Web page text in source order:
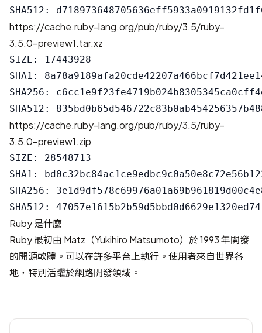
https://cache.ruby-lang.org/pub/ruby/3.5/ruby-
3.5.0-preview1.tar.xz
SIZE: 17443928
SHA1:
SHA256:
https://cache.ruby-lang.org/pub/ruby/3.5/ruby-
3.5.0-preview1.zip
SIZE: 28548713
SHA1:
SHA256:
Ruby 是什麼
Ruby 最初由 Matz（Yukihiro Matsumoto）於 1993 年開發
的開源軟體。可以在許多平台上執行。使用者來自世界各
地，特別活躍於網路開發領域。